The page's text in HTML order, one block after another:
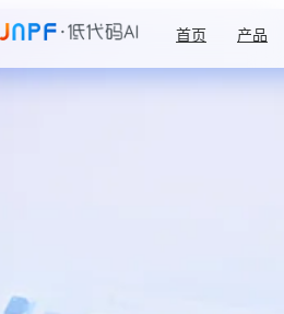
首页 产品